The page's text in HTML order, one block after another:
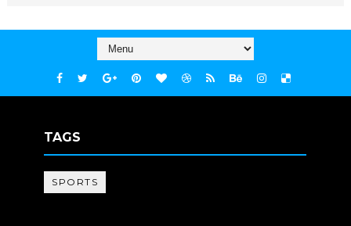
TAGS
SPORTS